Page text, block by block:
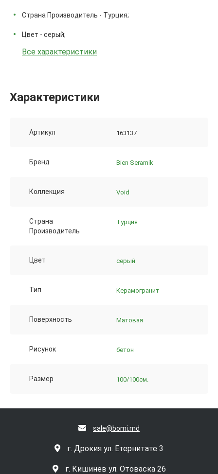
Страна Производитель - Турция;
Цвет - серый;
Все характеристики
Характеристики
Артикул 163137
Бренд Bien Seramik
Коллекция Void
Страна
Производитель
Турция
Цвет серый
Тип Керамогранит
Поверхность Матовая
Рисунок бетон
Размер 100/100см.
sale@bomi.md
г. Дрокия ул. Етернитате 3
г. Кишинев ул. Отоваска 26